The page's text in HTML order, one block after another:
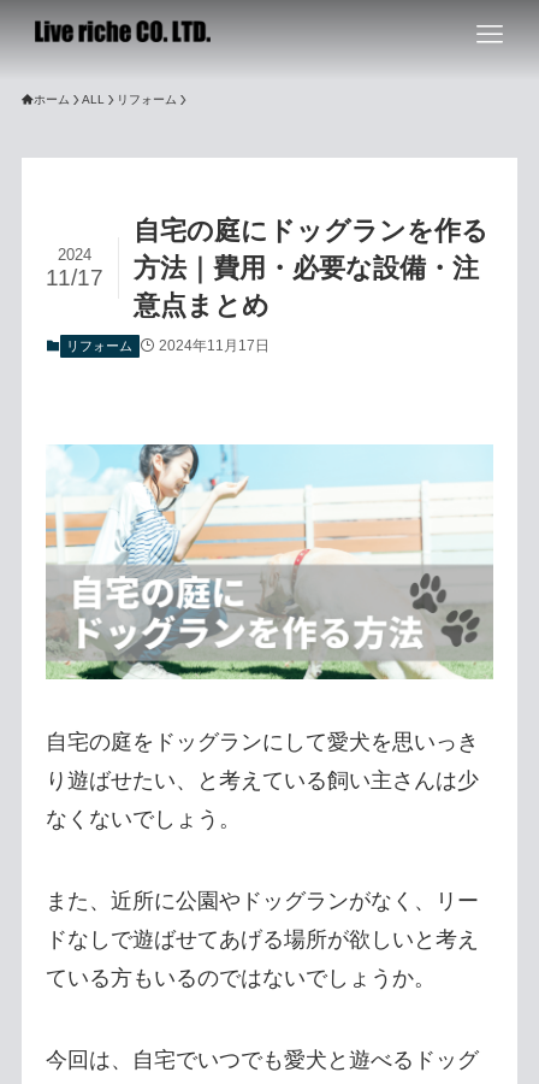
ホーム ALL リフォーム
自宅の庭にドッグランを作る
方法｜費用・必要な設備・注
意点まとめ
2024
11/17
リフォーム 2024年11月17日
自宅の庭をドッグランにして愛犬を思いっき
り遊ばせたい、と考えている飼い主さんは少
なくないでしょう。
また、近所に公園やドッグランがなく、リー
ドなしで遊ばせてあげる場所が欲しいと考え
ている方もいるのではないでしょうか。
今回は、自宅でいつでも愛犬と遊べるドッグ